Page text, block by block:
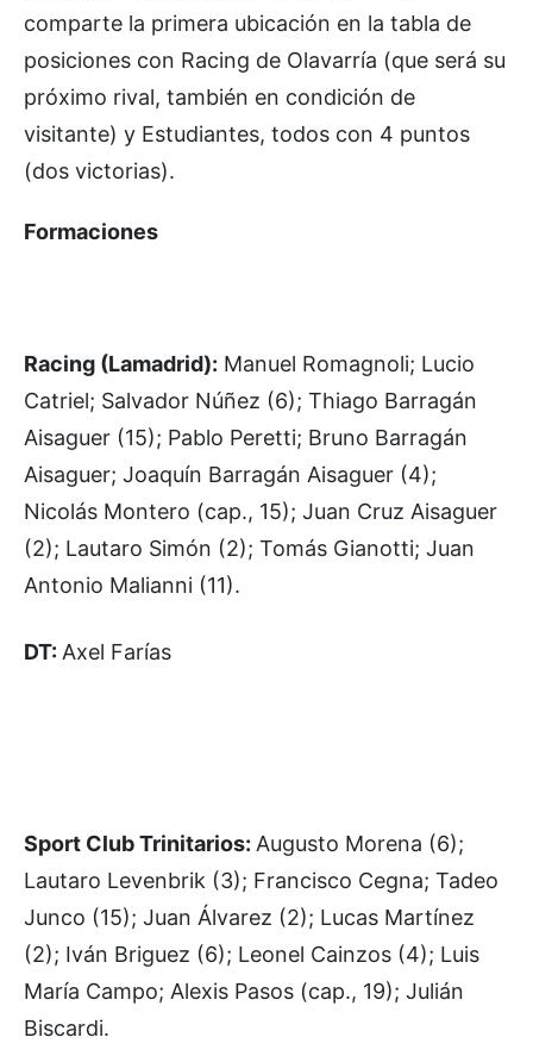
comparte la primera ubicación en la tabla de
posiciones con Racing de Olavarría (que será su
próximo rival, también en condición de
visitante) y Estudiantes, todos con 4 puntos
(dos victorias).
Formaciones
Racing (Lamadrid): Manuel Romagnoli; Lucio
Catriel; Salvador Núñez (6); Thiago Barragán
Aisaguer (15); Pablo Peretti; Bruno Barragán
Aisaguer; Joaquín Barragán Aisaguer (4);
Nicolás Montero (cap., 15); Juan Cruz Aisaguer
(2); Lautaro Simón (2); Tomás Gianotti; Juan
Antonio Malianni (11).
DT: Axel Farías
Sport Club Trinitarios: Augusto Morena (6);
Lautaro Levenbrik (3); Francisco Cegna; Tadeo
Junco (15); Juan Álvarez (2); Lucas Martínez
(2); Iván Briguez (6); Leonel Cainzos (4); Luis
María Campo; Alexis Pasos (cap., 19); Julián
Biscardi.